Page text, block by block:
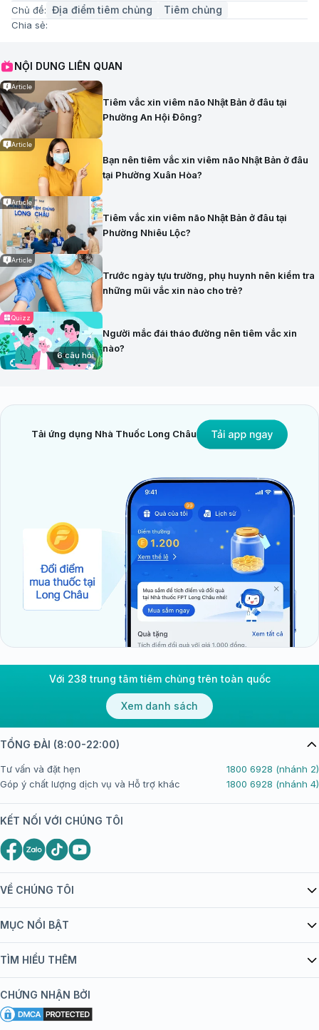
Chủ đề: Địa điểm tiêm chủng Tiêm chủng
Chia sẻ:
NỘI DUNG LIÊN QUAN
Article
Tiêm vắc xin viêm não Nhật Bản ở đâu tại
Phường An Hội Đông?
Article
Bạn nên tiêm vắc xin viêm não Nhật Bản ở đâu
tại Phường Xuân Hòa?
Article
Tiêm vắc xin viêm não Nhật Bản ở đâu tại
Phường Nhiêu Lộc?
Article
Trước ngày tựu trường, phụ huynh nên kiểm tra
những mũi vắc xin nào cho trẻ?
Quizz
6 câu hỏi
Người mắc đái tháo đường nên tiêm vắc xin
nào?
Tải ứng dụng Nhà Thuốc Long Châu
Với 238 trung tâm tiêm chủng trên toàn quốc
Xem danh sách
VỀ CHÚNG TÔI
Giới thiệu Tiêm Chủng FPT Long Châu
bán hàng
Chính sách nội dung
Chính sách bảo mật
MỤC NỔI BẬT
Danh mục vắc xin
Đội ngũ bác sĩ, chuyên gia
TÌM HIỂU THÊM
Khuyến mãi
Tôi nên tiêm gì?
CHỨNG NHẬN BỞI
TỔNG ĐÀI (8:00-22:00)
Tư vấn và đặt hẹn
1800 6928 (nhánh 2)
Góp ý chất lượng dịch vụ và Hỗ trợ khác
1800 6928 (nhánh 4)
KẾT NỐI VỚI CHÚNG TÔI